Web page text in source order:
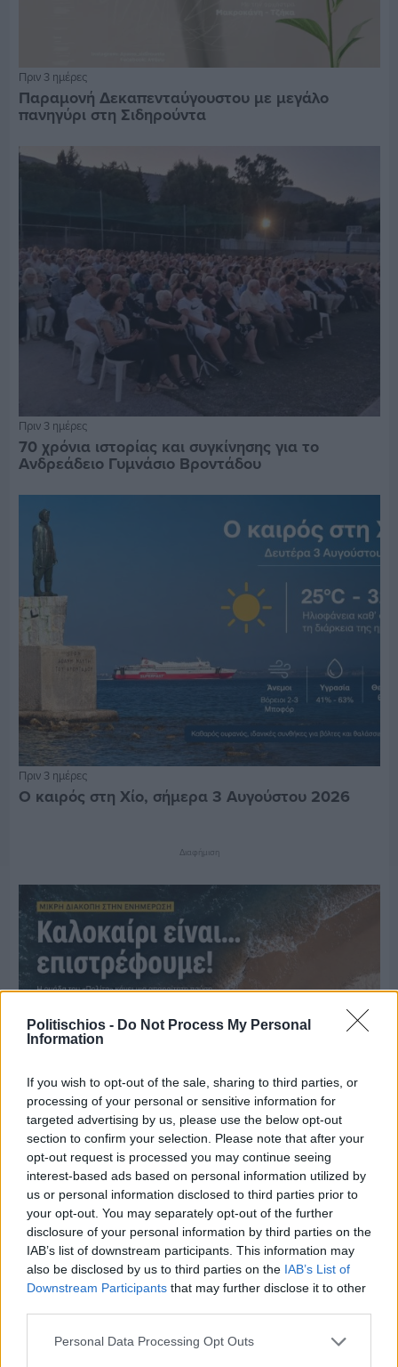
Politischios - Do Not Process My Personal
Information
If you wish to opt-out of the sale, sharing to third parties, or
processing of your personal or sensitive information for
targeted advertising by us, please use the below opt-out
section to confirm your selection. Please note that after your
opt-out request is processed you may continue seeing
interest-based ads based on personal information utilized by
us or personal information disclosed to third parties prior to
your opt-out. You may separately opt-out of the further
disclosure of your personal information by third parties on the
IAB’s list of downstream participants. This information may
also be disclosed by us to third parties on the IAB’s List of
Downstream Participants that may further disclose it to other
Personal Data Processing Opt Outs
Πριν 3 ημέρες
Παραμονή Δεκαπενταύγουστου με μεγάλο
πανηγύρι στη Σιδηρούντα
Πριν 3 ημέρες
70 χρόνια ιστορίας και συγκίνησης για το
Ανδρεάδειο Γυμνάσιο Βροντάδου
Πριν 3 ημέρες
Ο καιρός στη Χίο, σήμερα 3 Αυγούστου 2026
Διαφήμιση
Πριν 6 ημέρες
Μία μικρή αλλά αναγκαία ανάπαυλα για την
ομάδα του «Πολίτη»